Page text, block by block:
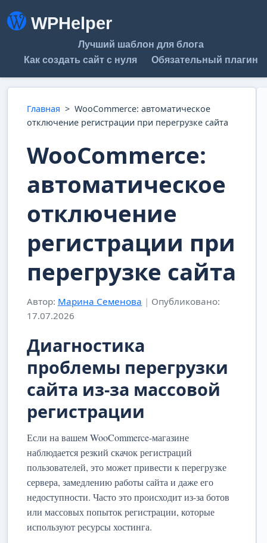
WPHelper
Лучший шаблон для блога
Как создать сайт с нуля
Обязательный плагин
Главная > WooCommerce: автоматическое
отключение регистрации при перегрузке сайта
WooCommerce:
автоматическое
отключение
регистрации при
перегрузке сайта
Автор: Марина Семенова | Опубликовано:
17.07.2026
Диагностика
проблемы перегрузки
сайта из-за массовой
регистрации
Если на вашем WooCommerce-магазине
наблюдается резкий скачок регистраций
пользователей, это может привести к перегрузке
сервера, замедлению работы сайта и даже его
недоступности. Часто это происходит из-за ботов
или массовых попыток регистрации, которые
используют ресурсы хостинга.